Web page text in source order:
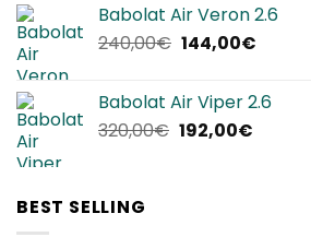
era:
220,00€.
è:
134,90€.
Babolat Air Veron 2.6
240,00€ Il
era:
240,00€.
144,00€Il
è:
Babolat Air Viper 2.6
320,00€ Il
192,00€Il
BEST SELLING